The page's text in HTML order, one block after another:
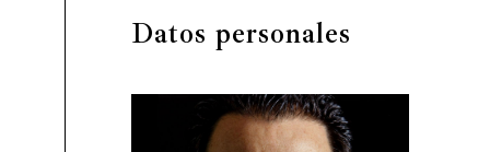
Datos personales